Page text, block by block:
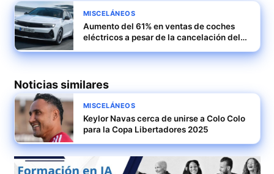
MISCELÁNEOS
Aumento del 61% en ventas de coches
eléctricos a pesar de la cancelación del
Noticias similares
MISCELÁNEOS
Keylor Navas cerca de unirse a Colo Colo
para la Copa Libertadores 2025